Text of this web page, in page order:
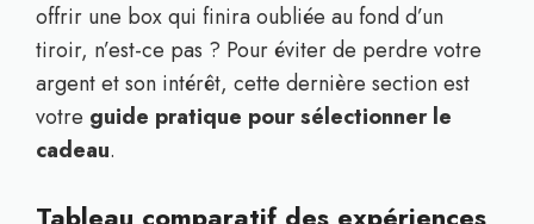
offrir une box qui finira oubliée au fond d’un
tiroir, n’est-ce pas ? Pour éviter de perdre votre
argent et son intérêt, cette dernière section est
votre guide pratique pour sélectionner le
cadeau.